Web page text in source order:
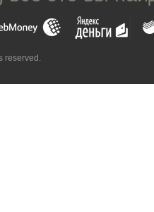
reserved.